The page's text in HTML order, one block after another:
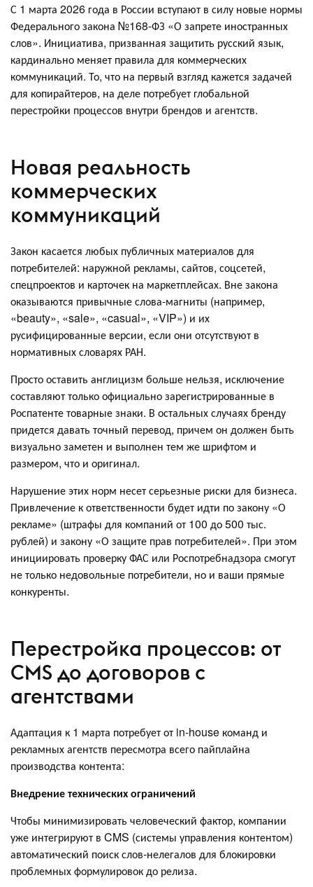
С 1 марта 2026 года в России вступают в силу новые нормы
Федерального закона №168-ФЗ «О запрете иностранных
слов». Инициатива, призванная защитить русский язык,
кардинально меняет правила для коммерческих
коммуникаций. То, что на первый взгляд кажется задачей
для копирайтеров, на деле потребует глобальной
перестройки процессов внутри брендов и агентств.
Новая реальность
коммерческих
коммуникаций
Закон касается любых публичных материалов для
потребителей: наружной рекламы, сайтов, соцсетей,
спецпроектов и карточек на маркетплейсах. Вне закона
оказываются привычные слова-магниты (например,
«beauty», «sale», «casual», «VIP») и их
русифицированные версии, если они отсутствуют в
нормативных словарях РАН.
Просто оставить англицизм больше нельзя, исключение
составляют только официально зарегистрированные в
Роспатенте товарные знаки. В остальных случаях бренду
придется давать точный перевод, причем он должен быть
визуально заметен и выполнен тем же шрифтом и
размером, что и оригинал.
Нарушение этих норм несет серьезные риски для бизнеса.
Привлечение к ответственности будет идти по закону «О
рекламе» (штрафы для компаний от 100 до 500 тыс.
рублей) и закону «О защите прав потребителей». При этом
инициировать проверку ФАС или Роспотребнадзора смогут
не только недовольные потребители, но и ваши прямые
конкуренты.
Перестройка процессов: от
CMS до договоров с
агентствами
Адаптация к 1 марта потребует от in-house команд и
рекламных агентств пересмотра всего пайплайна
производства контента:
Внедрение технических ограничений
Чтобы минимизировать человеческий фактор, компании
уже интегрируют в CMS (системы управления контентом)
автоматический поиск слов-нелегалов для блокировки
проблемных формулировок до релиза.